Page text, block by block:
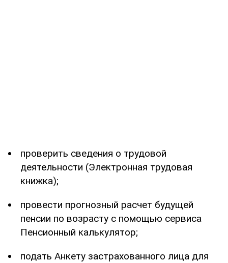
проверить сведения о трудовой
деятельности (Электронная трудовая
книжка);
провести прогнозный расчет будущей
пенсии по возрасту с помощью сервиса
Пенсионный калькулятор;
подать Анкету застрахованного лица для